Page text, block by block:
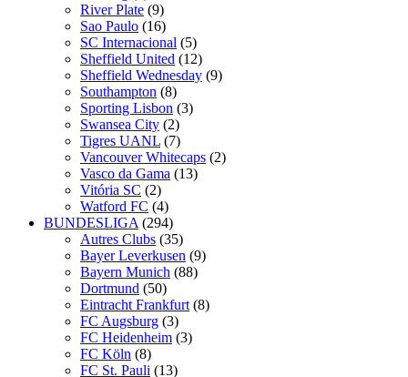
River Plate (9)
Sao Paulo (16)
SC Internacional (5)
Sheffield United (12)
Sheffield Wednesday (9)
Southampton (8)
Sporting Lisbon (3)
Swansea City (2)
Tigres UANL (7)
Vancouver Whitecaps (2)
Vasco da Gama (13)
Vitória SC (2)
Watford FC (4)
BUNDESLIGA (294)
Autres Clubs (35)
Bayer Leverkusen (9)
Bayern Munich (88)
Dortmund (50)
Eintracht Frankfurt (8)
FC Augsburg (3)
FC Heidenheim (3)
FC Köln (8)
FC St. Pauli (13)